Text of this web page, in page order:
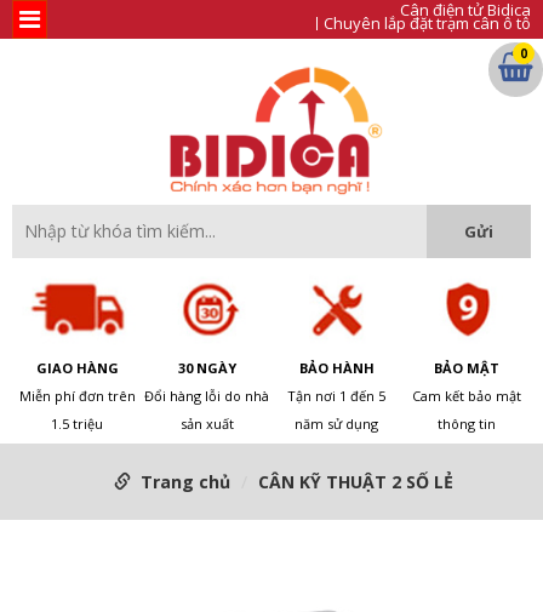
Cân điện tử Bidica
Chuyên lắp đặt trạm cân ô tô
GIAO HÀNG
Miễn phí đơn trên
1.5 triệu
30 NGÀY
Đổi hàng lỗi do nhà
sản xuất
BẢO HÀNH
Tận nơi 1 đến 5
năm sử dụng
BẢO MẬT
Cam kết bảo mật
thông tin
0
Trang chủ CÂN KỸ THUẬT 2 SỐ LẺ